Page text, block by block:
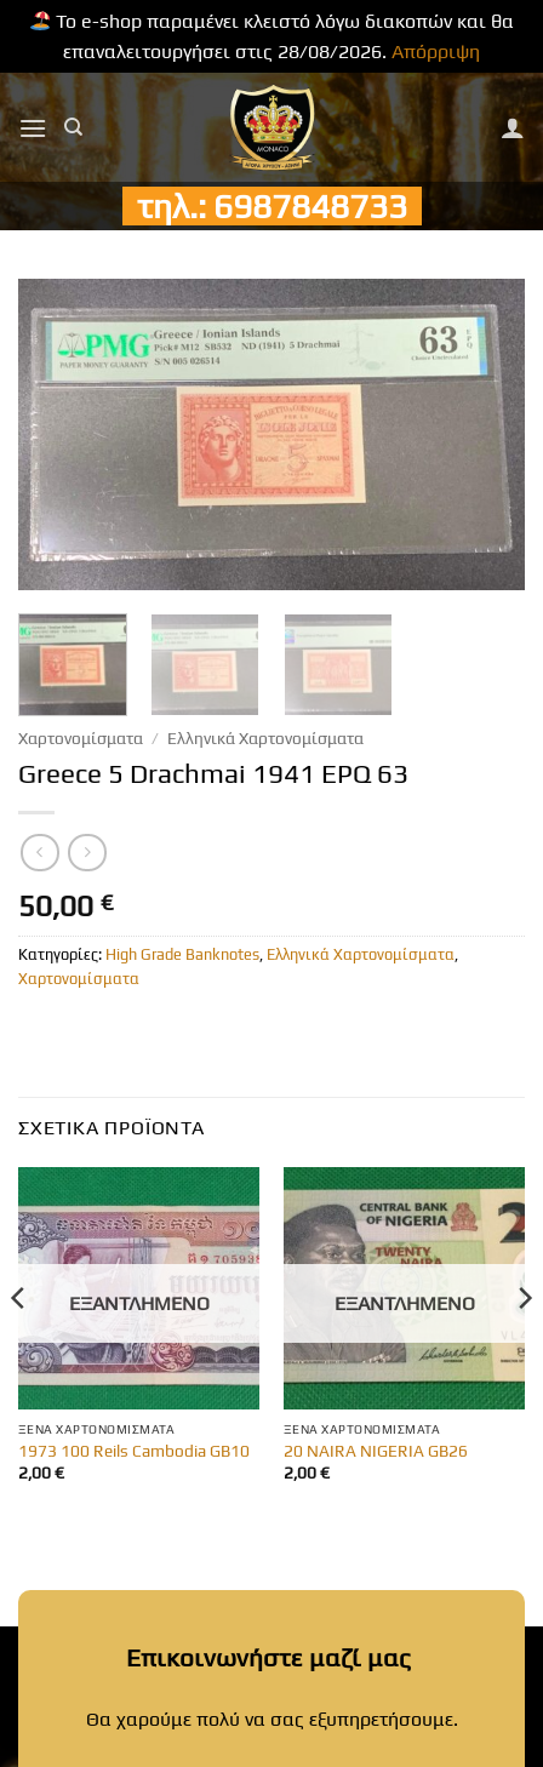
Το e-shop παραμένει κλειστό λόγω διακοπών και θα
επαναλειτουργήσει στις 28/08/2026. Απόρριψη
Μετάβαση
στο
περιεχόμενο
τηλ.: 6987848733
Χαρτονομίσματα / Ελληνικά Χαρτονομίσματα
Greece 5 Drachmai 1941 EPQ 63
50,00 €
Κατηγορίες: High Grade Banknotes Ελληνικά Χαρτονομίσματα
Χαρτονομίσματα
ΣΧΕΤΙΚΆ ΠΡΟΪΌΝΤΑ
ΕΞΑΝΤΛΗΜΈΝΟ
ΞΈΝΑ ΧΑΡΤΟΝΟΜΊΣΜΑΤΑ
1973 100 Reils Cambodia GB10
2,00€
ΕΞΑΝΤΛΗΜΈΝΟ
ΞΈΝΑ ΧΑΡΤΟΝΟΜΊΣΜΑΤΑ
20 NAIRA NIGERIA GB26
2,00€
Επικοινωνήστε μαζί μας
Θα χαρούμε πολύ να σας εξυπηρετήσουμε.